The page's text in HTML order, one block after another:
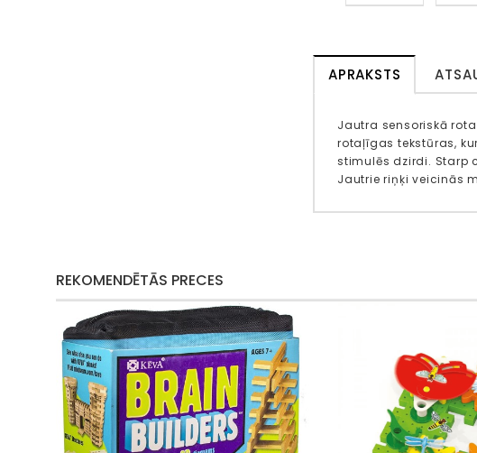
APRAKSTS
Jautra sensoriskā
rotaļīgas tekstūras,
stimulēs dzirdi. Starp
Jautrie riņķi ​​veicinās
REKOMENDĒTĀS PRECES